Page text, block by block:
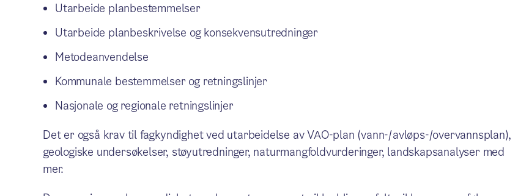
Utarbeide planbestemmelser
Utarbeide planbeskrivelse og konsekvensutredninger
Metodeanvendelse
Kommunale bestemmelser og retningslinjer
Nasjonale og regionale retningslinjer
Det er også krav til fagkyndighet ved utarbeidelse av VAO-plan (vann-/avløps-/overvannsplan),
geologiske undersøkelser, støyutredninger, naturmangfoldvurderinger, landskapsanalyser med
mer.